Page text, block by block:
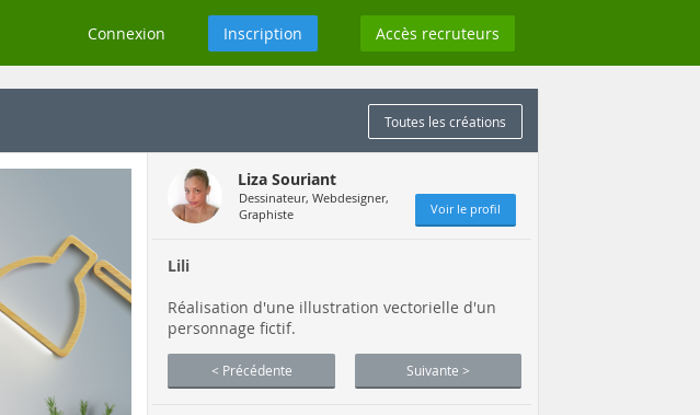
Connexion Inscription Accès recruteurs
Toutes les créations
Liza Souriant
Dessinateur, Webdesigner,
Graphiste
Voir le profil
Lili
Réalisation d'une illustration vectorielle d'un
personnage fictif.
< Précédente Suivante >